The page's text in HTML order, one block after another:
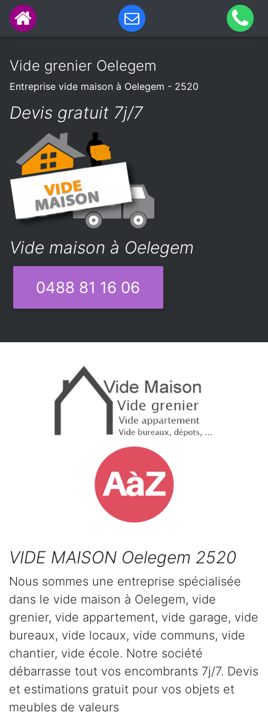
Vide grenier Oelegem
Entreprise vide maison à Oelegem - 2520
Devis gratuit 7j/7
Vide maison à Oelegem
0488 81 16 06
VIDE MAISON Oelegem 2520
Nous sommes une entreprise spécialisée
dans le vide maison à Oelegem, vide
grenier, vide appartement, vide garage, vide
bureaux, vide locaux, vide communs, vide
chantier, vide école. Notre société
débarrasse tout vos encombrants 7j/7. Devis
et estimations gratuit pour vos objets et
meubles de valeurs